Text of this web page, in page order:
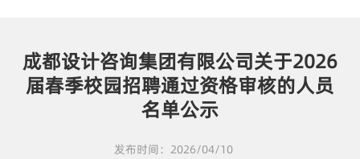
成都设计咨询集团有限公司关于2026
届春季校园招聘通过资格审核的人员
名单公示
发布时间：2026/04/10